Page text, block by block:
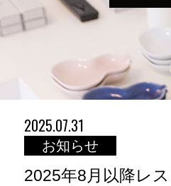
2025.07.31
お知らせ
2025年8月以降レ